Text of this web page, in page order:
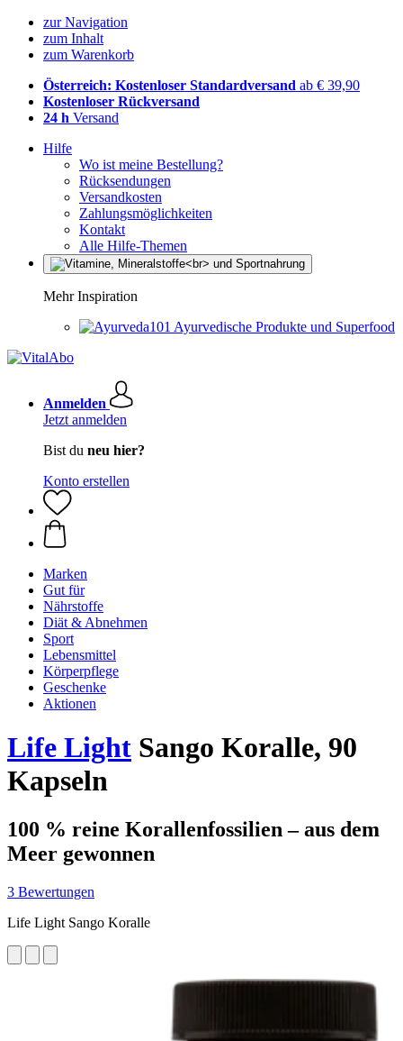
zur Navigation
zum Inhalt
zum Warenkorb
Österreich: Kostenloser Standardversand ab € 39,90
Kostenloser Rückversand
24 h Versand
Hilfe
Wo ist meine Bestellung?
Rücksendungen
Versandkosten
Zahlungsmöglichkeiten
Kontakt
Alle Hilfe-Themen
Mehr Inspiration
Ayurvedische Produkte und Superfood
Anmelden
Jetzt anmelden
Bist du neu hier?
Konto erstellen
Marken
Gut für
Nährstoffe
Diät & Abnehmen
Sport
Lebensmittel
Körperpflege
Geschenke
Aktionen
Life Light Sango Koralle, 90
Kapseln
100 % reine Korallenfossilien – aus dem
Meer gewonnen
3 Bewertungen
Life Light Sango Koralle